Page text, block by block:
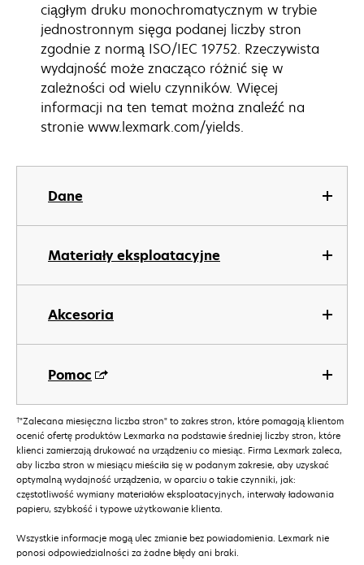
Dane
Materiały eksploatacyjne
Akcesoria
Pomoc
ciągłym druku monochromatycznym w trybie
jednostronnym sięga podanej liczby stron
zgodnie z normą ISO/IEC 19752. Rzeczywista
wydajność może znacząco różnić się w
zależności od wielu czynników. Więcej
informacji na ten temat można znaleźć na
stronie www.lexmark.com/yields.
†"Zalecana miesięczna liczba stron" to zakres stron, które pomagają klientom
ocenić ofertę produktów Lexmarka na podstawie średniej liczby stron, które
klienci zamierzają drukować na urządzeniu co miesiąc. Firma Lexmark zaleca,
aby liczba stron w miesiącu mieściła się w podanym zakresie, aby uzyskać
optymalną wydajność urządzenia, w oparciu o takie czynniki, jak:
częstotliwość wymiany materiałów eksploatacyjnych, interwały ładowania
papieru, szybkość i typowe użytkowanie klienta.
Wszystkie informacje mogą ulec zmianie bez powiadomienia. Lexmark nie
ponosi odpowiedzialności za żadne błędy ani braki.